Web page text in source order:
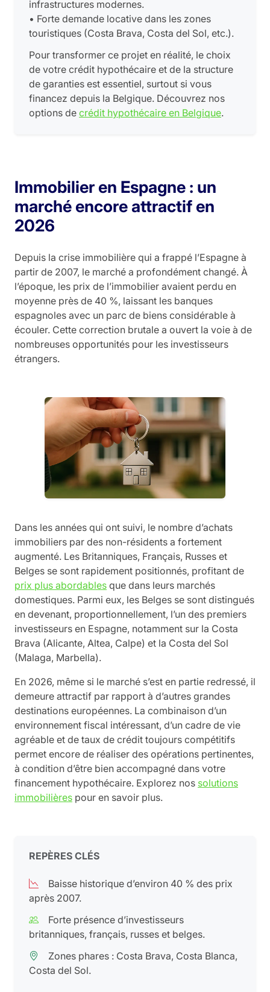
infrastructures modernes.
• Forte demande locative dans les zones
touristiques (Costa Brava, Costa del Sol, etc.).
Pour transformer ce projet en réalité, le choix
de votre crédit hypothécaire et de la structure
de garanties est essentiel, surtout si vous
financez depuis la Belgique. Découvrez nos
options de crédit hypothécaire en Belgique.
Immobilier en Espagne : un
marché encore attractif en
2026
Depuis la crise immobilière qui a frappé l’Espagne à
partir de 2007, le marché a profondément changé. À
l’époque, les prix de l’immobilier avaient perdu en
moyenne près de 40 %, laissant les banques
espagnoles avec un parc de biens considérable à
écouler. Cette correction brutale a ouvert la voie à de
nombreuses opportunités pour les investisseurs
étrangers.
Dans les années qui ont suivi, le nombre d’achats
immobiliers par des non-résidents a fortement
augmenté. Les Britanniques, Français, Russes et
Belges se sont rapidement positionnés, profitant de
prix plus abordables que dans leurs marchés
domestiques. Parmi eux, les Belges se sont distingués
en devenant, proportionnellement, l’un des premiers
investisseurs en Espagne, notamment sur la Costa
Brava (Alicante, Altea, Calpe) et la Costa del Sol
(Malaga, Marbella).
En 2026, même si le marché s’est en partie redressé, il
demeure attractif par rapport à d’autres grandes
destinations européennes. La combinaison d’un
environnement fiscal intéressant, d’un cadre de vie
agréable et de taux de crédit toujours compétitifs
permet encore de réaliser des opérations pertinentes,
à condition d’être bien accompagné dans votre
financement hypothécaire. Explorez nos solutions
immobilières pour en savoir plus.
REPÈRES CLÉS
Baisse historique d’environ 40 % des prix
après 2007.
Forte présence d’investisseurs
britanniques, français, russes et belges.
Zones phares : Costa Brava, Costa Blanca,
Costa del Sol.